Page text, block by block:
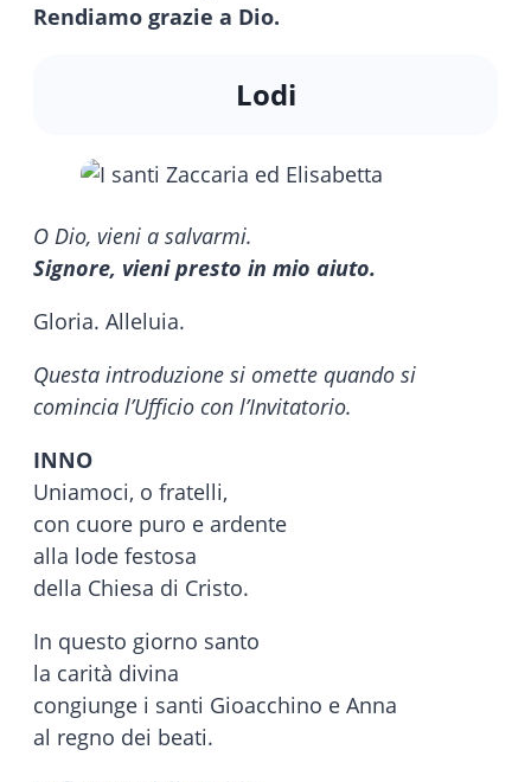
Rendiamo grazie a Dio.
Lodi
O Dio, vieni a salvarmi.
Signore, vieni presto in mio aiuto.
Gloria. Alleluia.
Questa introduzione si omette quando si
comincia l’Ufficio con l’Invitatorio.
INNO
Uniamoci, o fratelli,
con cuore puro e ardente
alla lode festosa
della Chiesa di Cristo.
In questo giorno santo
la carità divina
congiunge i santi Gioacchino e Anna
al regno dei beati.